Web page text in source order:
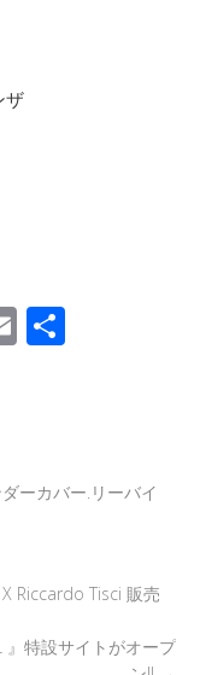
ザ
E
m
ーカバー.リーバイ
Riccardo Tisci 販売
』特設サイトがオープ